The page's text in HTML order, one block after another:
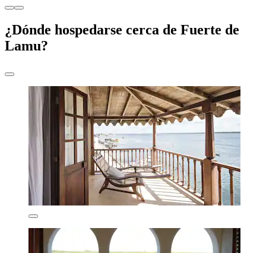
¿Dónde hospedarse cerca de Fuerte de
Lamu?